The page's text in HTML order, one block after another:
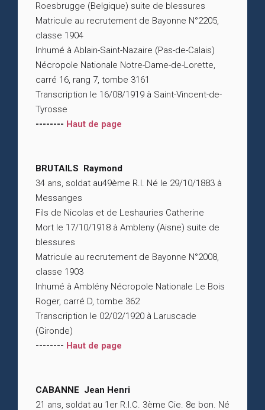
Roesbrugge (Belgique) suite de blessures
Matricule au recrutement de Bayonne N°2205,
classe 1904
Inhumé à Ablain-Saint-Nazaire (Pas-de-Calais)
Nécropole Nationale Notre-Dame-de-Lorette,
carré 16, rang 7, tombe 3161
Transcription le 16/08/1919 à Saint-Vincent-de-
Tyrosse
-------- Haut de page
BRUTAILS Raymond
34 ans, soldat au49ème R.I. Né le 29/10/1883 à
Messanges
Fils de Nicolas et de Leshauries Catherine
Mort le 17/10/1918 à Ambleny (Aisne) suite de
blessures
Matricule au recrutement de Bayonne N°2008,
classe 1903
Inhumé à Amblény Nécropole Nationale Le Bois
Roger, carré D, tombe 362
Transcription le 02/02/1920 à Laruscade
(Gironde)
-------- Haut de page
CABANNE Jean Henri
21 ans, soldat au 1er R.I.C. 3ème Cie. 8e bon. Né